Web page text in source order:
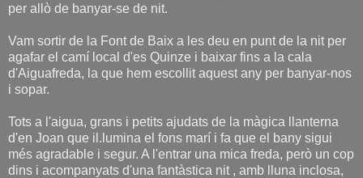
per allò de banyar-se de nit.
Vam sortir de la Font de Baix a les deu en punt de la nit per
agafar el camí local d'es Quinze i baixar fins a la cala
d'Aiguafreda, la que hem escollit aquest any per banyar-nos
i sopar.
Tots a l'aigua, grans i petits ajudats de la màgica llanterna
d'en Joan que il.lumina el fons marí i fa que el bany sigui
més agradable i segur. A l'entrar una mica freda, però un cop
dins i acompanyats d'una fantàstica nit , amb lluna inclosa,